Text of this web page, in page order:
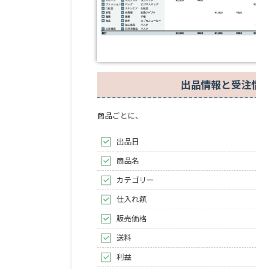
出品情報と受
商品ごとに、
出品日
商品名
カテゴリー
仕入れ額
販売価格
送料
利益